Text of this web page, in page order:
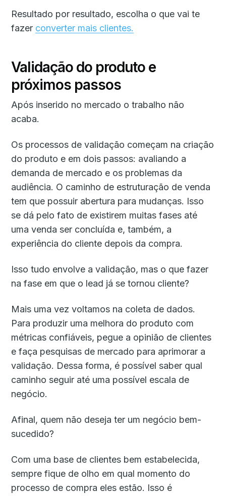
Resultado por resultado, escolha o que vai te
fazer converter mais clientes.
Validação do produto e
próximos passos
Após inserido no mercado o trabalho não
acaba.
Os processos de validação começam na criação
do produto e em dois passos: avaliando a
demanda de mercado e os problemas da
audiência. O caminho de estruturação de venda
tem que possuir abertura para mudanças. Isso
se dá pelo fato de existirem muitas fases até
uma venda ser concluída e, também, a
experiência do cliente depois da compra.
Isso tudo envolve a validação, mas o que fazer
na fase em que o lead já se tornou cliente?
Mais uma vez voltamos na coleta de dados.
Para produzir uma melhora do produto com
métricas confiáveis, pegue a opinião de clientes
e faça pesquisas de mercado para aprimorar a
validação. Dessa forma, é possível saber qual
caminho seguir até uma possível escala de
negócio.
Afinal, quem não deseja ter um negócio bem-
sucedido?
Com uma base de clientes bem estabelecida,
sempre fique de olho em qual momento do
processo de compra eles estão. Isso é